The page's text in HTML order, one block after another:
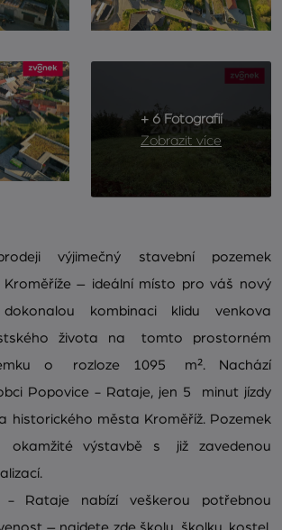
+ 6 Fotografií
Zobrazit více
výjimečný stavební pozemek
– ideální místo pro váš nový
dokonalou kombinaci klidu venkova
života na tomto prostorném
o rozloze 1095 m². Nachází
Popovice - Rataje, jen 5 minut jízdy
města Kroměříž. Pozemek
výstavbě s již zavedenou
- Rataje nabízí veškerou potřebnou